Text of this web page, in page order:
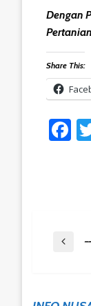
Dengan
Share This:
Previous Post Inovasi